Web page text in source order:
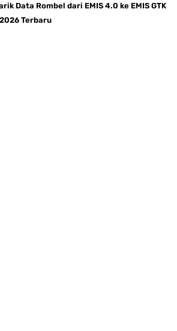
Data Rombel dari EMIS 4.0 ke EMIS GTK
Terbaru